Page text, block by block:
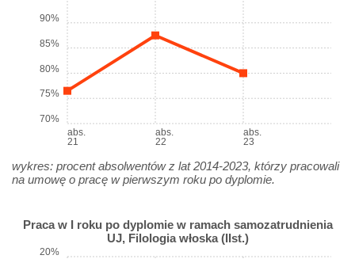
abs.
21
abs.
22
abs.
23
70%
75%
80%
85%
90%
wykres: procent absolwentów z lat 2014-2023, którzy pracowali
na umowę o pracę w pierwszym roku po dyplomie.
Praca w I roku po dyplomie w ramach samozatrudnienia
UJ, Filologia włoska (IIst.)
20%